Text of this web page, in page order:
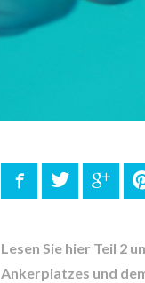
FacebookTwitter
Lesen Sie hier Teil 2
Ankerplatzes und